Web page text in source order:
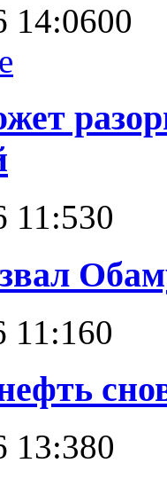
14:0600
11:530
11:160
13:380